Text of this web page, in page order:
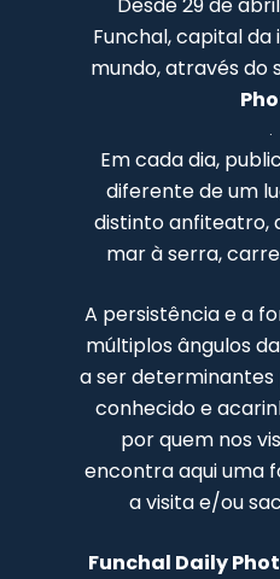
Funchal, capital da
mundo, através do
.
Em cada dia,
diferente de um
distinto anfiteatro,
mar à serra,
A persistência e a
múltiplos ângulos
a ser determinantes
conhecido e
por quem nos
encontra aqui uma
a visita e/ou
Funchal Daily